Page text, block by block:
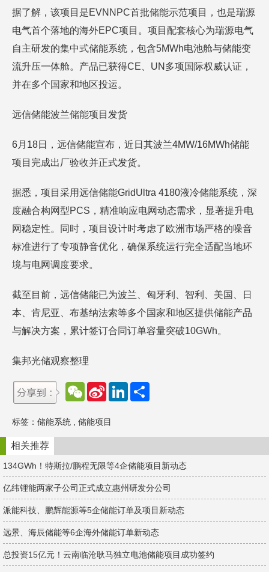
据了解，该项目是EVNNPC首批储能示范项目，也是瑞源
电气首个落地的海外EPC项目。项目配套核心为瑞源电气
自主研发的集中式储能系统，包含5MWh电池舱与储能变
流升压一体舱。产品已获得CE、UN多项国际权威认证，
并在多个国家和地区投运。
远信储能波兰储能项目发货
6月18日，远信储能宣布，近日其波兰4MW/16MWh储能
项目完成出厂验收并正式发货。
据悉，项目采用远信储能GridUltra 4180液冷储能系统，深
度融合构网型PCS，精准响应电网动态需求，显著提升电
网稳定性。同时，项目设计时考虑了欧洲市场严格的噪音
标准进行了专项静音优化，确保系统运行完全适配当地环
境与电网调度要求。
截至目前，远信储能已为波兰、匈牙利、智利、美国、日
本、肯尼亚、布基纳法索等多个国家和地区提供储能产品
与解决方案，累计签订合同订单容量突破10GWh。
集邦光储观察整理
W
e
h
a
t
S
W
e
b
o
L
d
n
标签： 储能系统 储能项目
相关推荐
134GWh！特斯拉/鹏程无限等4企储能项目新动态
亿纬锂能两家子公司正式成立惠州研发分公司
派能科技、鹏辉能源等5企储能订单及项目新动态
远景、海辰储能等6企海外储能订单新动态
总投资15亿元！云南临沧耿马独立电池储能项目成功签约